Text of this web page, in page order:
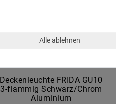
Deckenleuchte FRIDA GU10
3-flammig Schwarz/Chrom
Aluminium
Alle ablehnen